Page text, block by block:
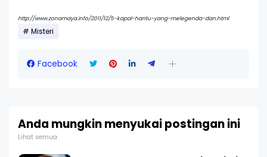
http://www.zonamaya.info/2011/12/5-kapal-hantu-yang-melegenda-dan.html
Misteri
Facebook
Anda mungkin menyukai postingan ini
Lihat semua